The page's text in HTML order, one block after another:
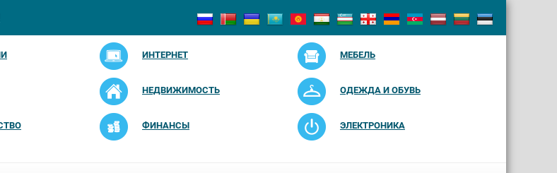
ИНТЕРНЕТ МЕБЕЛЬ
НЕДВИЖИМОСТЬ ОДЕЖДА И ОБУВЬ
ФИНАНСЫ ЭЛЕКТРОНИКА